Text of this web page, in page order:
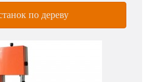
по дереву